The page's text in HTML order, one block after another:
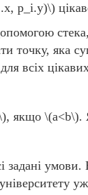
p_i.y)\)
точку, яка
всіх
, якщо \(a<b\).
задані